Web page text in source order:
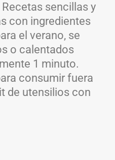
sencillas y
con ingredientes
el verano, se
o calentados
1 minuto.
consumir fuera
de utensilios con